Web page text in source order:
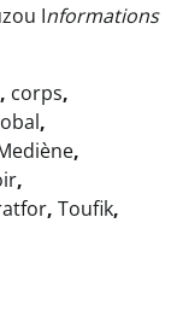
Informations
, corps,
,
,
,
, Toufik,